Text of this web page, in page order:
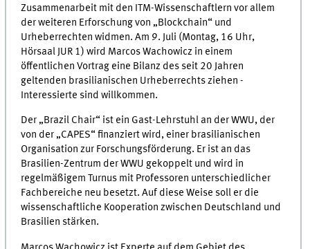
Zusammenarbeit mit den ITM-Wissenschaftlern vor allem
der weiteren Erforschung von „Blockchain“ und
Urheberrechten widmen. Am 9. Juli (Montag, 16 Uhr,
Hörsaal JUR 1) wird Marcos Wachowicz in einem
öffentlichen Vortrag eine Bilanz des seit 20 Jahren
geltenden brasilianischen Urheberrechts ziehen -
Interessierte sind willkommen.
Der „Brazil Chair“ ist ein Gast-Lehrstuhl an der WWU, der
von der „CAPES“ finanziert wird, einer brasilianischen
Organisation zur Forschungsförderung. Er ist an das
Brasilien-Zentrum der WWU gekoppelt und wird in
regelmäßigem Turnus mit Professoren unterschiedlicher
Fachbereiche neu besetzt. Auf diese Weise soll er die
wissenschaftliche Kooperation zwischen Deutschland und
Brasilien stärken.